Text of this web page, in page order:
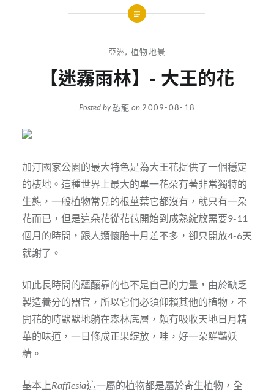
亞洲, 植物地景
【迷霧雨林】- 大王的花
Posted by恐龍 on 2009-08-18
加汀國家公園的最大特色是為大王花提供了一個穩定
的棲地。這種世界上最大的單一花朶有著非常獨特的
生態，一般植物常見的根莖葉它都沒有，就只有一朶
花而已，但是這朵花從花苞開始到成熟綻放需要9-11
個月的時間，跟人類懷胎十月差不多，卻只開放4-6天
就謝了。
如此長時間的蘊釀靠的也不是自己的力量，由於缺乏
製造養分的器官，所以它們必須仰賴其他的植物，不
開花的時默默地躺在森林底層，頗有吸收天地日月精
華的味道，一日修成正果綻放，哇，好一朶鮮豔妖
精。
基本上Rafflesia這一屬的植物都是屬於寄生植物，全